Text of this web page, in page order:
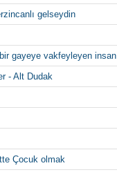
gelseydin
gayeye vakfeyleyen insan
- Alt Dudak
Çocuk olmak